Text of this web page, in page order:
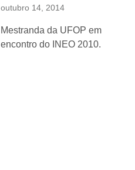
outubro 14, 2014
Mestranda da UFOP em
encontro do INEO 2010.